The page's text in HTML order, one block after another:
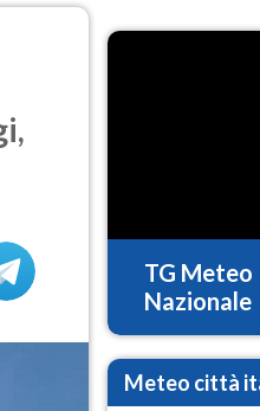
TG Meteo
Nazionale
Meteo città